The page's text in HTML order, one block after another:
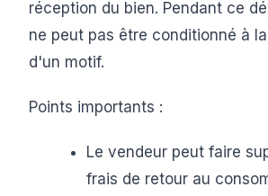
réception du bien. Pendant ce
ne peut pas être conditionné à
d'un motif.
Points importants :
Le vendeur peut faire
frais de retour au